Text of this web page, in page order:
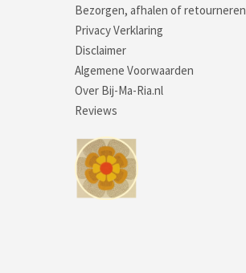
Bezorgen, afhalen of retourneren
Privacy Verklaring
Disclaimer
Algemene Voorwaarden
Over Bij-Ma-Ria.nl
Reviews